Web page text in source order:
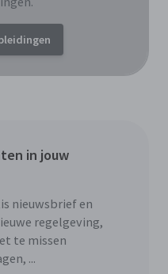
in jouw
nieuwsbrief en
regelgeving,
te missen
...